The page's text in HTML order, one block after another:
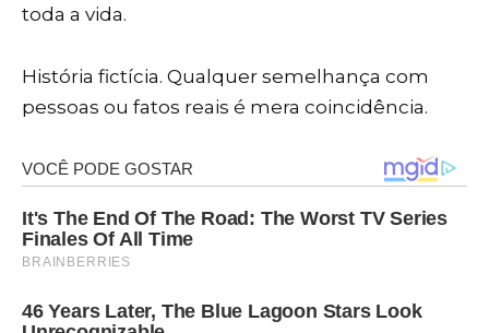
toda a vida.
História fictícia. Qualquer semelhança com
pessoas ou fatos reais é mera coincidência.